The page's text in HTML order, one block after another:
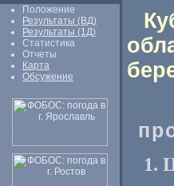
Положение
Результаты (ВД)
Результаты (1Д)
Статистика
Отчеты
Карта
Обсужение
1.